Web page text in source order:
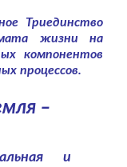
Триединство
жизни на
компонентов
процессов.
–
и